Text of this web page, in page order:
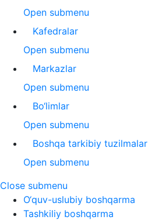
Open submenu
Kafedralar
Open submenu
Markazlar
Open submenu
Bo‘limlar
Open submenu
Boshqa tarkibiy tuzilmalar
Open submenu
Close submenu
O‘quv-uslubiy boshqarma
Tashkiliy boshqarma